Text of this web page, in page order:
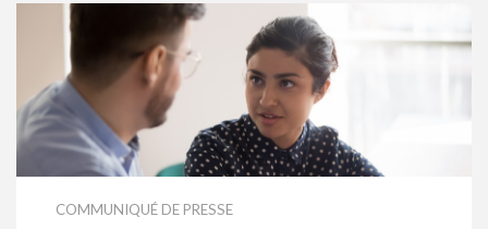
acouphènes chroniques invalidants . Elle publie
aujourd’hui ses travaux, destinés aux
professionnels de santé [1] impliqués dans le suivi
de ces patients.
COMMUNIQUÉ DE PRESSE